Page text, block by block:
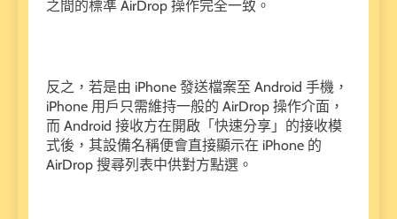
之間的標準 AirDrop 操作完全一致。
反之，若是由 iPhone 發送檔案至 Android 手機，
iPhone 用戶只需維持一般的 AirDrop 操作介面，
而 Android 接收方在開啟「快速分享」的接收模
式後，其設備名稱便會直接顯示在 iPhone 的
AirDrop 搜尋列表中供對方點選。